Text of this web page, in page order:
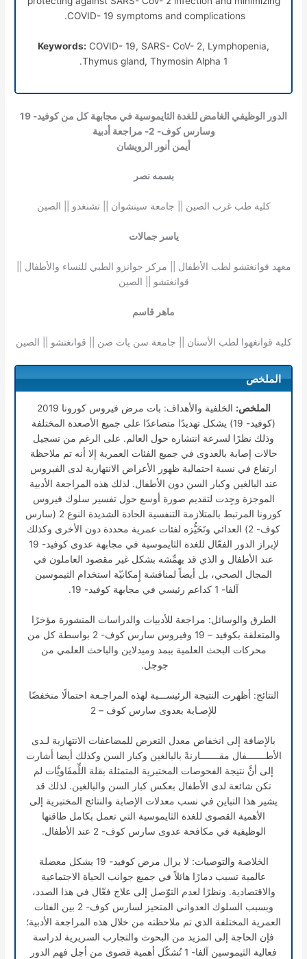
COVID- 19 symptoms and complications.
Keywords: COVID- 19, SARS- CoV- 2, Lymphopenia,
Thymus gland, Thymosin Alpha 1.
الدور الوظيفي الغامض للغدة الثايموسية في مجابهة كل من كوفيد- 19
وسارس كوف- 2-
مراجعة أدبية
أيمن أنور الرويشان
بسمه نصر
كلية طب غرب الصين || جامعة سيتشوان || تشنغدو || الصين
ياسر جمالات
معهد قوانغتشو لطب الأطفال || مركز جوانزو الطبي للنساء والأطفال ||
قوانغتشو || الصين
ماهر قاسم
كلية قوانغهوا لطب الأسنان || جامعة سن يات صن || قوانغتشو || الصين
الملخص
الملخص:
الخلفية والأهداف: بات مرض فيروس كورونا 2019
(كوفيد- 19) يشكل تهديدًا متصاعدًا على جميع الأصعدة المختلفة
وذلك نظرًا لسرعة انتشاره حول العالم. على الرغم من تسجيل
حالات إصابة بالعدوى في جميع الفئات العمرية إلا أنه تم ملاحظة
ارتفاع في نسبة احتمالية ظهور الأعراض الانتهازية لدى الفيروس
عند البالغين وكبار السن دون الأطفال. لذلك هذه المراجعة الأدبية
الموجزة وجِدت لتقديم صورة أوسع حول تفسير سلوك فيروس
كورونا المرتبط بالمتلازمة التنفسية الحادة الشديدة النوع 2 (سارس
كوف- 2) العدائي وتَحَيُّزه لفئات عمرية محددة دون الأخرى وكذلك
لإبراز الدور الفعّال للغدة الثايموسية في مجابهة عدوى كوفيد- 19
عند الأطفال و الذي قد يهمِّشه بشكل غير مقصود العاملون في
المجال الصحي، بل أيضاً لمناقشة إِمكانيّة استخدام الثيموسين
آلفا- 1 كداعم رئيسي في مجابهة كوفيد- 19.
الطرق والوسائل: مراجعة للأدبيات والدراسات المنشورة مؤخرًا
والمتعلقة بكوفيد – 19 وفيروس سارس كوف- 2 بواسطة كل من
محركات البحث العلمية ببمد وميدلاين والباحث العلمي من
جوجل.
النتائج: أظهرت النتيجة الرئيســـية لهذه المراجـعة احتمالًا منخفضًا
للإصـابة بعدوى سارس كوف – 2
بالإضافة إلى انخفاض معدل التعرض للمضاعفات الانتهازية لـدى
الأطـــــــفال مقـــــــارنةً بالبالغين وكبار السن وكذلك أيضا أشارت
إلى أنَّ نتيجة الفحوصات المختبرية المتمثلة بقلة اللِّمفَاويَّات لم
تكن شائعة لدى الأطفال بعكس كبار السن والبالغين. لذلك قد
يشير هذا التباين في نسب معدلات الإصابة والنتائج المختبرية إلى
الأهمية القصوى للغدة الثايموسية التي تعمل بكامل طاقتها
الوظيفية في مكافحة عدوى سارس كوف- 2 عند الأطفال.
الخلاصة والتوصيات: لا يزال مرض كوفيد- 19 يشكل معضلة
عالمية تسبب دمارًا هائلاً في جميع جوانب الحياة الاجتماعية
والاقتصادية. ونظرًا لعدم التوّصل إلى علاج فعّال في هذا الصدد،
وبسبب السلوك العدواني المتحيز لسارس كوف- 2 بين الفئات
العمرية المختلفة الذي تم ملاحظته من خلال هذه المراجعة الأدبية؛
فإن الحاجة إلى المزيد من البحوث والتجارب السريرية لدراسة
فعالية الثيموسين آلفا- 1 تُشكّل أهمية قصوى من أجل فهم الدور